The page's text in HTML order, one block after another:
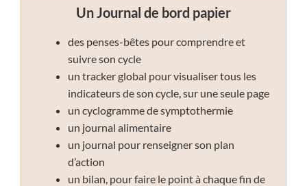
Un Journal de bord papier
des penses-bêtes pour comprendre et
suivre son cycle
un tracker global pour visualiser tous les
indicateurs de son cycle, sur une seule page
un cyclogramme de symptothermie
un journal alimentaire
un journal pour renseigner son plan
d’action
un bilan, pour faire le point à chaque fin de